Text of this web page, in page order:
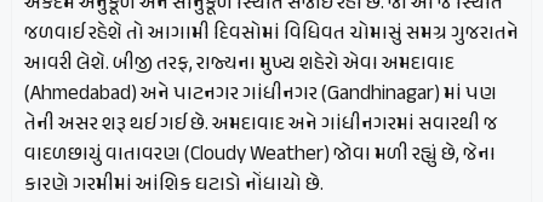
જળવાઈ રહેશે તો આગામી દિવસોમાં વિધિવત ચોમાસું સમગ્ર ગુજરાતને
આવરી લેશે. બીજી તરફ, રાજ્યના મુખ્ય શહેરો એવા અમદાવાદ
(Ahmedabad) અને પાટનગર ગાંધીનગર (Gandhinagar) માં પણ
તેની અસર શરૂ થઈ ગઈ છે. અમદાવાદ અને ગાંધીનગરમાં સવારથી જ
વાદળછાયું વાતાવરણ (Cloudy Weather) જોવા મળી રહ્યું છે, જેના
કારણે ગરમીમાં આંશિક ઘટાડો નોંધાયો છે.